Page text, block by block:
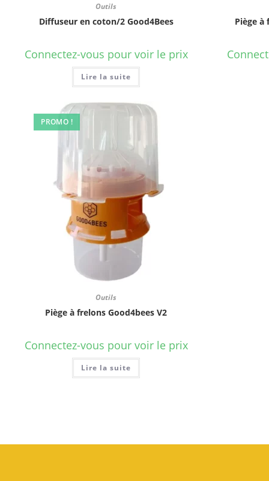
Outils
Diffuseur en coton/2 Good4Bees
Connectez-vous pour voir le prix
Lire la suite
Piège à
PROMO !
Outils
Piège à frelons Good4bees V2
Connectez-vous pour voir le prix
Lire la suite